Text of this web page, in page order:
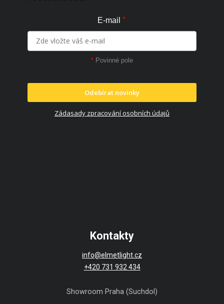
E-mail *
* Povinné pole
Odebírat novinky
Zádasady zpracování osobních údajů
Kontakty
info@elmetlight.cz
+420 731 932 434
Showroom Praha (Suchdol)